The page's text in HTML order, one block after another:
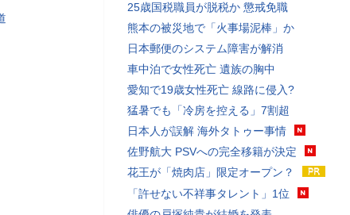
25歳国税職員が脱税か 懲戒免職
熊本の被災地で「火事場泥棒」か
日本郵便のシステム障害が解消
車中泊で女性死亡 遺族の胸中
愛知で19歳女性死亡 線路に侵入?
猛暑でも「冷房を控える」7割超
日本人が誤解 海外タトゥー事情
佐野航大 PSVへの完全移籍が決定
花王が「焼肉店」限定オープン？
「許せない不祥事タレント」1位